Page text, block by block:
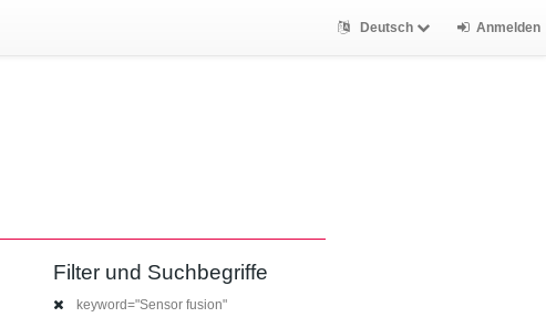
Deutsch Anmelden
Filter und Suchbegriffe
keyword="Sensor fusion"